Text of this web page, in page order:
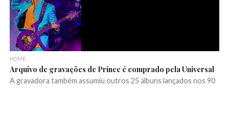
HOME
Arquivo de gravações de Prince é comprado pela Universal
A gravadora também assumiu outros 25 álbuns lançados nos 90